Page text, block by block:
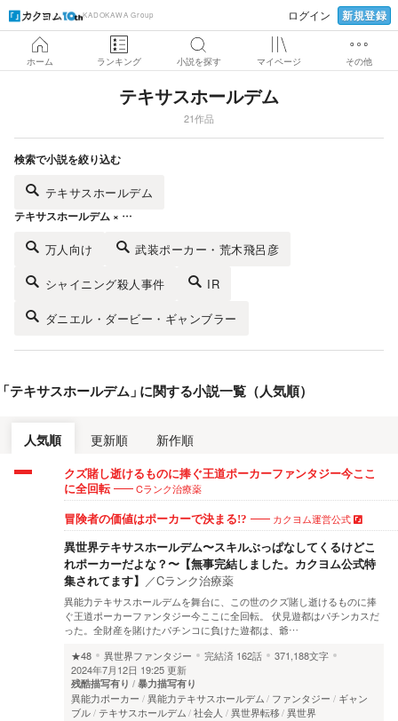
KADOKAWA Group ログイン 新規登録
ホーム ランキング 小説を探す マイページ その他
テキサスホールデム
21作品
検索で小説を絞り込む
テキサスホールデム
テキサスホールデム × …
万人向け 武装ポーカー・荒木飛呂彦
シャイニング殺人事件 IR
ダニエル・ダービー・ギャンブラー
テキサスホールデム 」に関する小説一覧（人気順）
人気順 更新順 新作順
クズ賭し逝けるものに捧ぐ王道ポーカーファンタジー今ここ
に全回転
Cランク治療薬
冒険者の価値はポーカーで決まる!? カクヨム運営公式
異世界テキサスホールデム〜スキルぶっぱなしてくるけどこ
れポーカーだよな？〜【無事完結しました。カクヨム公式特
集されてます】 ／Cランク治療薬
異能力テキサスホールデムを舞台に、この世のクズ賭し逝けるものに捧
ぐ王道ポーカーファンタジー今ここに全回転。 伏見遊都はパチンカスだ
った。全財産を賭けたパチンコに負けた遊都は、爺…
★48
異世界ファンタジー 完結済 162話
371,188文字
2024年7月12日 19:25 更新
残酷描写有り 暴力描写有り
異能力ポーカー 異能力テキサスホールデム ファンタジー
ギャン
ブル テキサスホールデム 社会人 異世界転移 異世界